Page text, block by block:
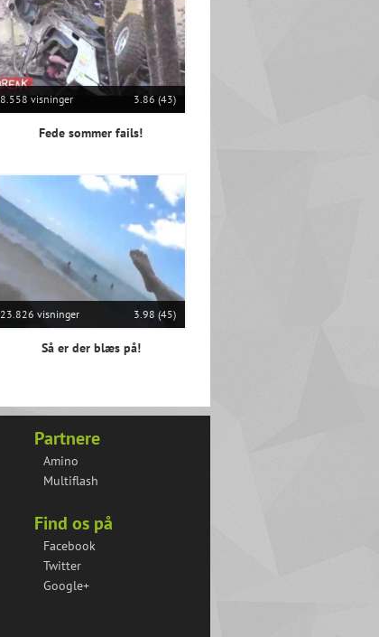
8.558 visninger 3.86 (43)
Fede sommer fails!
23.826 visninger 3.98 (45)
Så er der blæs på!
Partnere
Amino
Multiflash
Find os på
Facebook
Twitter
Google+